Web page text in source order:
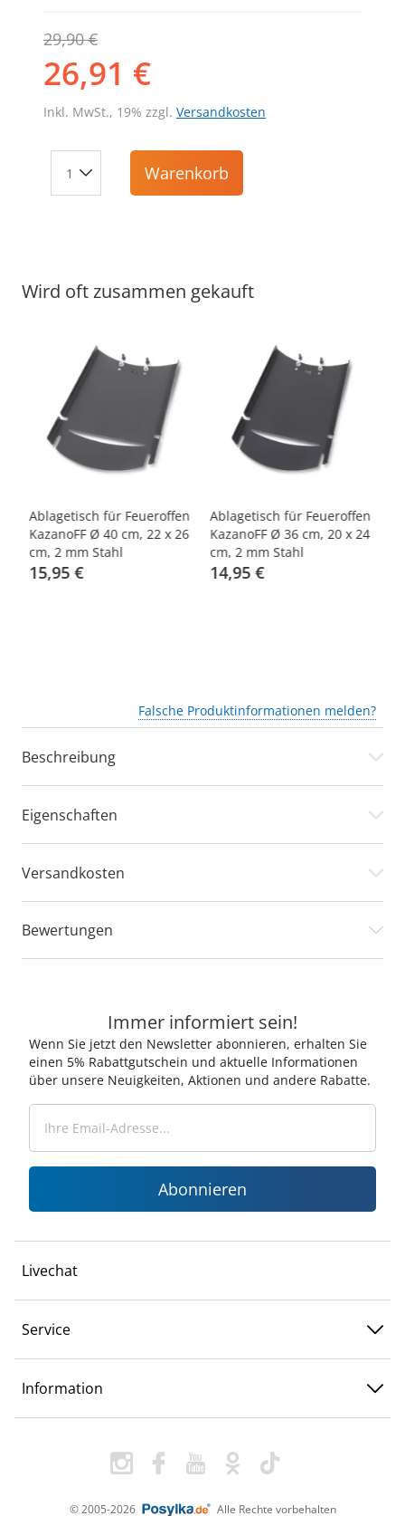
29,90 €
26,91 €
Inkl. MwSt., 19% zzgl. Versandkosten
Warenkorb
Wird oft zusammen gekauft
Ablagetisch für Feueroffen
KazanoFF Ø 40 cm, 22 x 26
cm, 2 mm Stahl
15,95 €
Ablagetisch für Feueroffen
KazanoFF Ø 36 cm, 20 x 24
cm, 2 mm Stahl
14,95 €
Falsche Produktinformationen melden?
Beschreibung
Eigenschaften
Versandkosten
Bewertungen
Immer informiert sein!
Wenn Sie jetzt den Newsletter abonnieren, erhalten Sie
einen 5% Rabattgutschein und aktuelle Informationen
über unsere Neuigkeiten, Aktionen und andere Rabatte.
Abonnieren
Livechat
Service
Information
© 2005-2026 Alle Rechte vorbehalten